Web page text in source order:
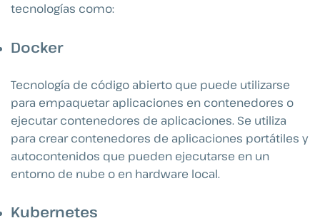
tecnologías como:
Docker
Tecnología de código abierto que puede utilizarse
para empaquetar aplicaciones en contenedores o
ejecutar contenedores de aplicaciones. Se utiliza
para crear contenedores de aplicaciones portátiles y
autocontenidos que pueden ejecutarse en un
entorno de nube o en hardware local.
Kubernetes